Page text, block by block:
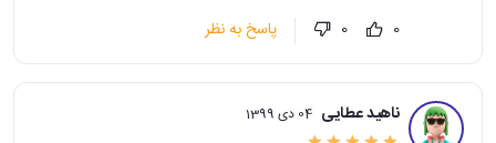
0
0 پاسخ به نظر
ناهید عطایی 04 دی 1399